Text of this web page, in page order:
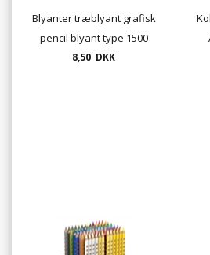
Blyanter træblyant grafisk
pencil blyant type 1500
8,50 DKK